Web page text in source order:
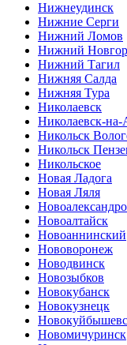
Нижнеудинск
Нижние Серги
Нижний Ломов
Нижний
Нижний Тагил
Нижняя Салда
Нижняя Тура
Николаевск
Николаевск-
Никольск
Никольск
Никольское
Новая Ладога
Новая Ляля
Новоалтайск
Новоаннинский
Нововоронеж
Новодвинск
Новозыбков
Новокубанск
Новокузнецк
Новомичуринск